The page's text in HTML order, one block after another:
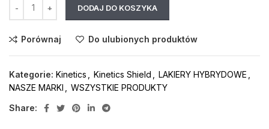
DODAJ DO KOSZYKA
Porównaj Do ulubionych produktów
Kategorie: Kinetics Kinetics Shield LAKIERY HYBRYDOWE
NASZE MARKI
WSZYSTKIE PRODUKTY
Share: